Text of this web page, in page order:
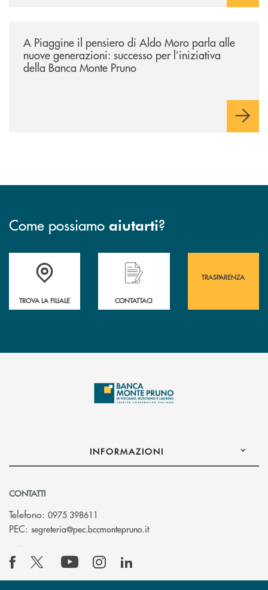
A Piaggine il pensiero di Aldo Moro parla alle
nuove generazioni: successo per l’iniziativa
della Banca Monte Pruno
Come possiamo aiutarti?
Accedi all' elenco completo&nbsp; delle&nbsp; filiali&nbsp; di Banca
TROVA LA FILIALE
Hai bisogno di assistenza immediata?
CONTATTACI
TRASPARENZA
INFORMAZIONI
CONTATTI
Telefono: 0975 398611
PEC: segreteria@pec.bccmontepruno.it(si apre l’app di posta